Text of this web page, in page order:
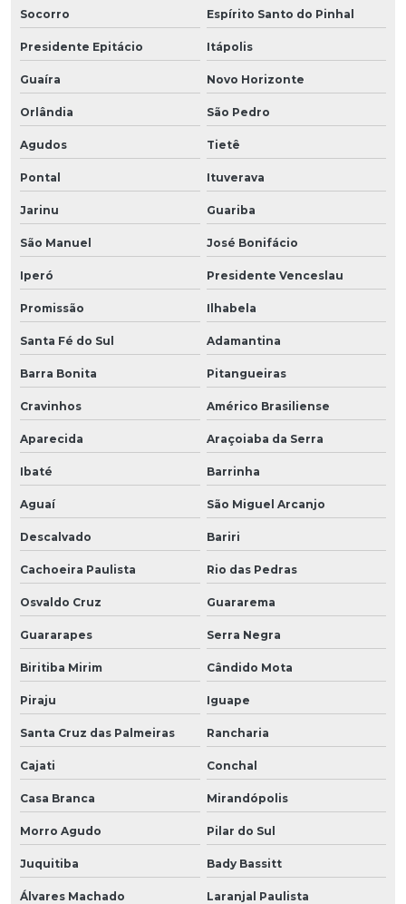
Socorro Espírito Santo do Pinhal
Presidente Epitácio Itápolis
Guaíra Novo Horizonte
Orlândia São Pedro
Agudos Tietê
Pontal Ituverava
Jarinu Guariba
São Manuel José Bonifácio
Iperó Presidente Venceslau
Promissão Ilhabela
Santa Fé do Sul Adamantina
Barra Bonita Pitangueiras
Cravinhos Américo Brasiliense
Aparecida Araçoiaba da Serra
Ibaté Barrinha
Aguaí São Miguel Arcanjo
Descalvado Bariri
Cachoeira Paulista Rio das Pedras
Osvaldo Cruz Guararema
Guararapes Serra Negra
Biritiba Mirim Cândido Mota
Piraju Iguape
Santa Cruz das Palmeiras Rancharia
Cajati Conchal
Casa Branca Mirandópolis
Morro Agudo Pilar do Sul
Juquitiba Bady Bassitt
Álvares Machado Laranjal Paulista